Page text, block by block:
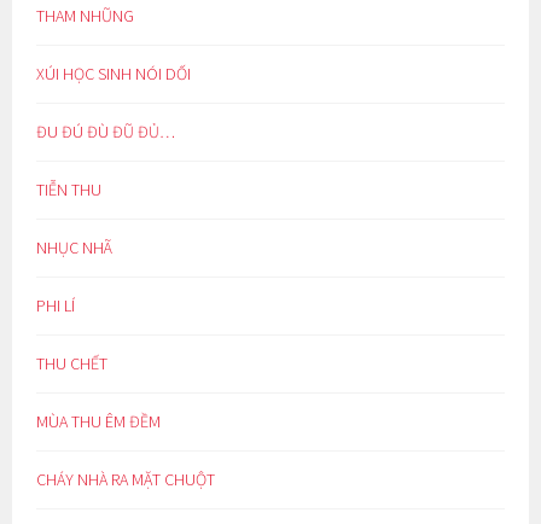
THAM NHŨNG
XÚI HỌC SINH NÓI DỐI
ĐU ĐÚ ĐÙ ĐŨ ĐỦ…
TIỄN THU
NHỤC NHÃ
PHI LÍ
THU CHẾT
MÙA THU ÊM ĐỀM
CHÁY NHÀ RA MẶT CHUỘT